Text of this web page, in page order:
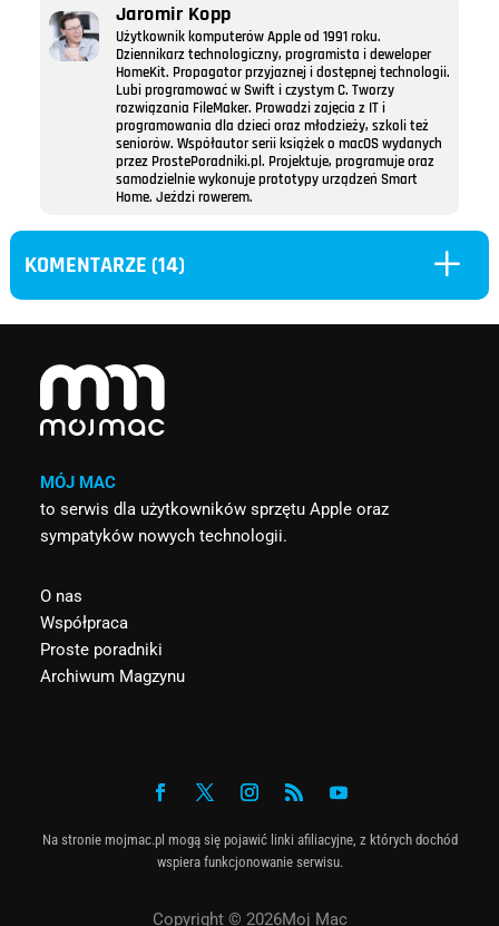
Jaromir Kopp
Użytkownik komputerów Apple od 1991 roku.
Dziennikarz technologiczny, programista i deweloper
HomeKit. Propagator przyjaznej i dostępnej technologii.
Lubi programować w Swift i czystym C. Tworzy
rozwiązania FileMaker. Prowadzi zajęcia z IT i
programowania dla dzieci oraz młodzieży, szkoli też
seniorów. Współautor serii książek o macOS wydanych
przez ProstePoradniki.pl. Projektuje, programuje oraz
samodzielnie wykonuje prototypy urządzeń Smart
Home. Jeździ rowerem.
KOMENTARZE (14) L
MÓJ MAC
to serwis dla użytkowników sprzętu Apple oraz
sympatyków nowych technologii.
O nas
Współpraca
Proste poradniki
Archiwum Magzynu
Na stronie mojmac.pl mogą się pojawić linki afiliacyjne, z których dochód
wspiera funkcjonowanie serwisu.
Copyright © 2026Moj Mac